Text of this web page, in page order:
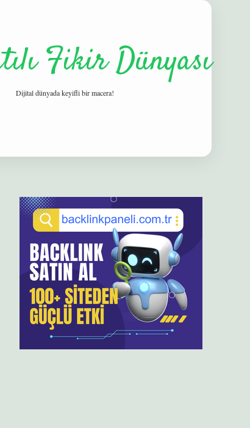
Fikir Dünyası
Dijital dünyada keyifli bir macera!